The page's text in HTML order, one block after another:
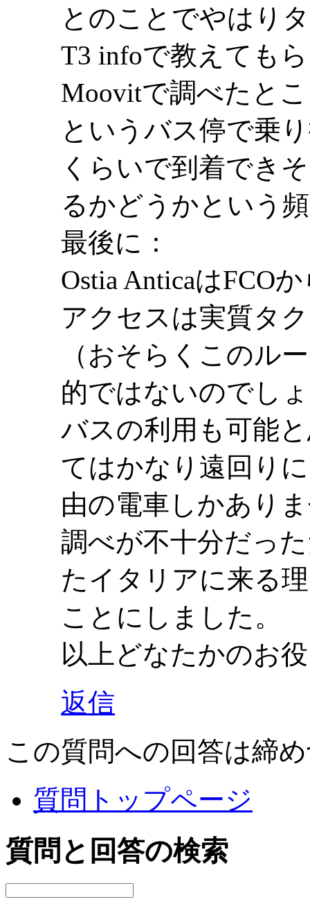
とのことでやはり
T3 infoで教えても
Moovitで調べたとこ
というバス停で乗
くらいで到着でき
るかどうかという
最後に：
Ostia AnticaはFCO
アクセスは実質タ
（おそらくこのル
的ではないのでし
バスの利用も可能
てはかなり遠回り
由の電車しかあり
調べが不十分だっ
たイタリアに来る
ことにしました。
以上どなたかのお
返信
この質問への回答は締
質問トップページ
質問と回答の検索